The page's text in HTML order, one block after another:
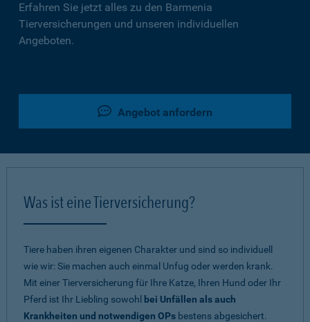
Erfahren Sie jetzt alles zu den Barmenia
Tierversicherungen und unseren individuellen
Angeboten.
Angebot anfordern
Was ist eine Tierversicherung?
Tiere haben ihren eigenen Charakter und sind so individuell
wie wir: Sie machen auch einmal Unfug oder werden krank.
Mit einer Tierversicherung für Ihre Katze, Ihren Hund oder Ihr
Pferd ist Ihr Liebling sowohl
bei Unfällen als auch
Krankheiten und notwendigen OPs bestens abgesichert.